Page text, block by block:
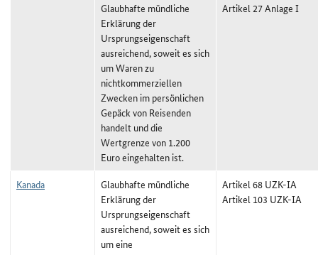
Glaubhafte mündliche
Erklärung der
Ursprungseigenschaft
ausreichend, soweit es sich
um Waren zu
nichtkommerziellen
Zwecken im persönlichen
Gepäck von Reisenden
handelt und die
Wertgrenze von 1.200
Euro eingehalten ist.
Artikel 27 Anlage I
Kanada
Glaubhafte mündliche
Erklärung der
Ursprungseigenschaft
ausreichend, soweit es sich
um eine
Artikel 68 UZK-IA
Artikel 103 UZK-IA